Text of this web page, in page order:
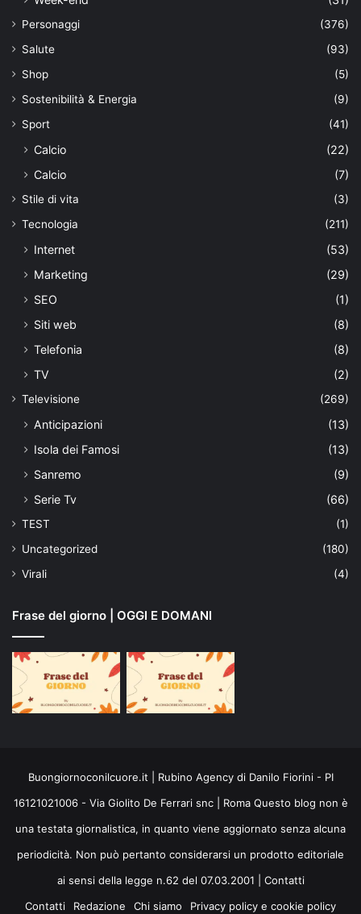
Personaggi
(376)
Salute
(93)
Shop
(5)
Sostenibilità & Energia
(9)
Sport
(41)
Calcio
(22)
Calcio
(7)
Stile di vita
(3)
Tecnologia
(211)
Internet
(53)
Marketing
(29)
SEO
(1)
Siti web
(8)
Telefonia
(8)
TV
(2)
Televisione (269)
Anticipazioni
(13)
Isola dei Famosi
(13)
Sanremo
(9)
Serie Tv
(66)
TEST
(1)
Uncategorized
(180)
Virali
(4)
Frase del giorno | OGGI E DOMANI
Buongiornoconilcuore.it | Rubino Agency di Danilo Fiorini - PI
16121021006 - Via Giolito De Ferrari snc | Roma Questo blog non è
una testata giornalistica, in quanto viene aggiornato senza alcuna
periodicità. Non può pertanto considerarsi un prodotto editoriale
ai sensi della legge n.62 del 07.03.2001 | Contatti
Contatti
Redazione Chi siamo Privacy policy e cookie policy